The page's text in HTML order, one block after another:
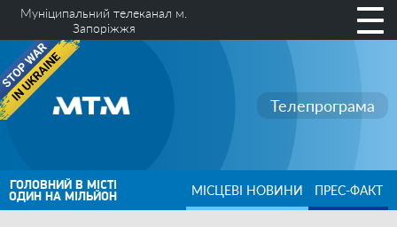
Муніципальний телеканал м.
Запоріжжя
Телепрограма
ГОЛОВНИЙ В МІСТІ
ОДИН НА МІЛЬЙОН МІСЦЕВІ НОВИНИ ПРЕС-ФАКТ